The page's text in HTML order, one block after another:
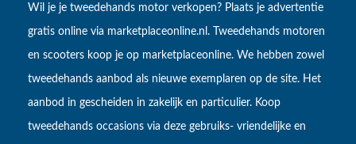
Wil je je tweedehands motor verkopen? Plaats je advertentie
gratis online via marketplaceonline.nl. Tweedehands motoren
en scooters koop je op marketplaceonline. We hebben zowel
tweedehands aanbod als nieuwe exemplaren op de site. Het
aanbod in gescheiden in zakelijk en particulier. Koop
tweedehands occasions via deze gebruiks- vriendelijke en